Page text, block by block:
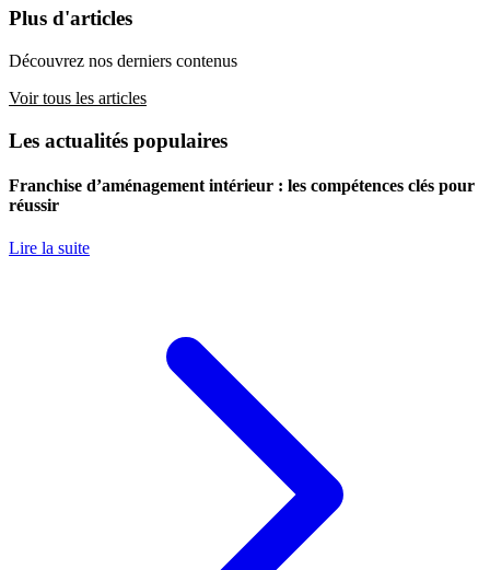
Plus d'articles
Découvrez nos derniers contenus
Voir tous les articles
Les actualités populaires
Franchise d’aménagement intérieur : les compétences clés pour
réussir
Lire la suite